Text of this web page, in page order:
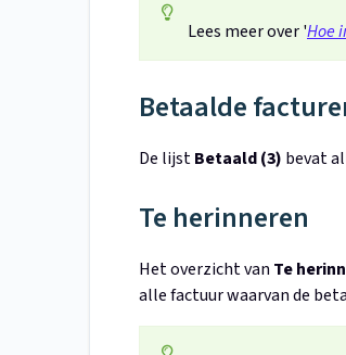
Lees meer over 'Hoe
Betaalde
De lijstBetaald(3) bevat
Te herinneren
Het overzicht van Te
alle factuur waarvan de